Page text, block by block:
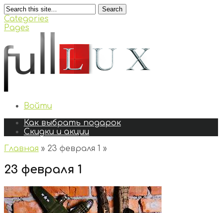
Search
Categories
Pages
Войти
Как выбрать подарок
Скидки и акции
Главная » 23 февраля 1 »
23 февраля 1